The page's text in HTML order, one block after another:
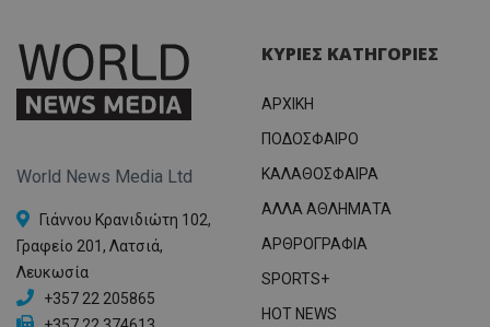
World News Media Ltd
Γιάννου Κρανιδιώτη 102,
Γραφείο 201, Λατσιά,
Λευκωσία
+357 22 205865
ΚΥΡΙΕΣ ΚΑΤΗΓΟΡΙΕΣ
ΑΡΧΙΚΗ
ΠΟΔΟΣΦΑΙΡΟ
ΚΑΛΑΘΟΣΦΑΙΡΑ
ΑΛΛΑ ΑΘΛΗΜΑΤΑ
ΑΡΘΡΟΓΡΑΦΙΑ
SPORTS+
HOT NEWS